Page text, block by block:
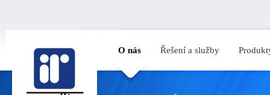
O nás Řešení a služby